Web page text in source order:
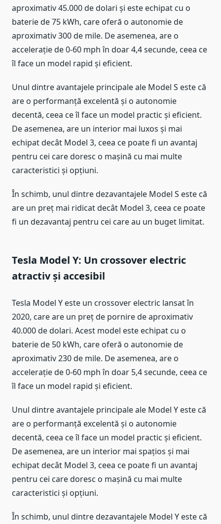
aproximativ 45.000 de dolari și este echipat cu o
baterie de 75 kWh, care oferă o autonomie de
aproximativ 300 de mile. De asemenea, are o
accelerație de 0-60 mph în doar 4,4 secunde, ceea ce
îl face un model rapid și eficient.
Unul dintre avantajele principale ale Model S este că
are o performanță excelentă și o autonomie
decentă, ceea ce îl face un model practic și eficient.
De asemenea, are un interior mai luxos și mai
echipat decât Model 3, ceea ce poate fi un avantaj
pentru cei care doresc o mașină cu mai multe
caracteristici și opțiuni.
În schimb, unul dintre dezavantajele Model S este că
are un preț mai ridicat decât Model 3, ceea ce poate
fi un dezavantaj pentru cei care au un buget limitat.
Tesla Model Y: Un crossover electric
atractiv și accesibil
Tesla Model Y este un crossover electric lansat în
2020, care are un preț de pornire de aproximativ
40.000 de dolari. Acest model este echipat cu o
baterie de 50 kWh, care oferă o autonomie de
aproximativ 230 de mile. De asemenea, are o
accelerație de 0-60 mph în doar 5,4 secunde, ceea ce
îl face un model rapid și eficient.
Unul dintre avantajele principale ale Model Y este că
are o performanță excelentă și o autonomie
decentă, ceea ce îl face un model practic și eficient.
De asemenea, are un interior mai spațios și mai
echipat decât Model 3, ceea ce poate fi un avantaj
pentru cei care doresc o mașină cu mai multe
caracteristici și opțiuni.
În schimb, unul dintre dezavantajele Model Y este că